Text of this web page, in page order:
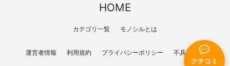
クチコミ
HOME
カテゴリ一覧 モノシルとは
運営者情報 利用規約 プライバシーポリシー 不具合報告